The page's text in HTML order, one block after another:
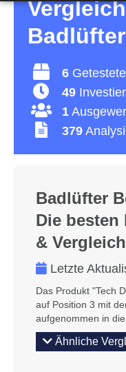
6
49
1
379
Badlüfter
Die besten
& Vergleich
Letzte
Das Produkt "Tech
auf Position 3 mit
aufgenommen in die
Ähnliche